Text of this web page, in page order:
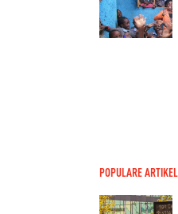
POPULARE